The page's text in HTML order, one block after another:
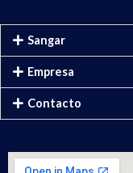
Sangar
Empresa
Contacto